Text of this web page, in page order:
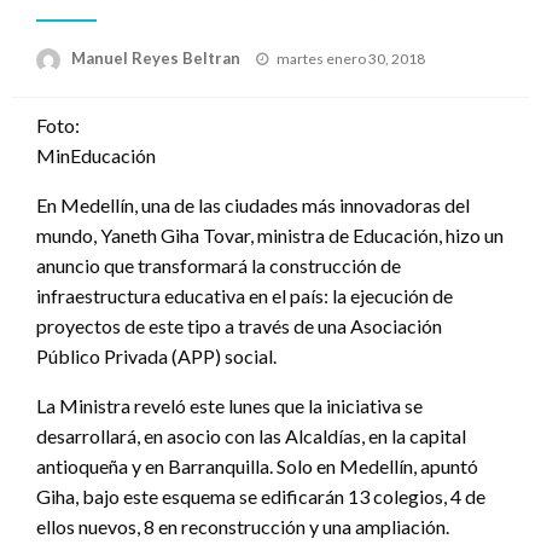
Manuel Reyes Beltran
Publicado
martes enero 30, 2018
Foto:
MinEducación
En Medellín, una de las ciudades más innovadoras del
mundo, Yaneth Giha Tovar, ministra de Educación, hizo un
anuncio que transformará la construcción de
infraestructura educativa en el país: la ejecución de
proyectos de este tipo a través de una Asociación
Público Privada (APP) social.
La Ministra reveló este lunes que la iniciativa se
desarrollará, en asocio con las Alcaldías, en la capital
antioqueña y en Barranquilla. Solo en Medellín, apuntó
Giha, bajo este esquema se edificarán 13 colegios, 4 de
ellos nuevos, 8 en reconstrucción y una ampliación.